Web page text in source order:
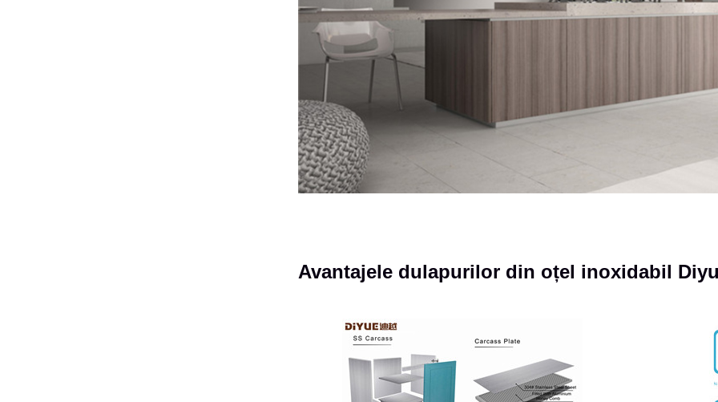
Avantajele dulapurilor din oțel inoxidabil